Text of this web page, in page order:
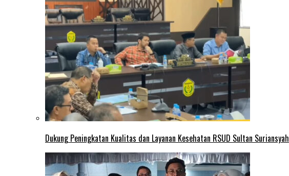
Dukung Peningkatan Kualitas dan Layanan Kesehatan RSUD Sultan Suriansyah